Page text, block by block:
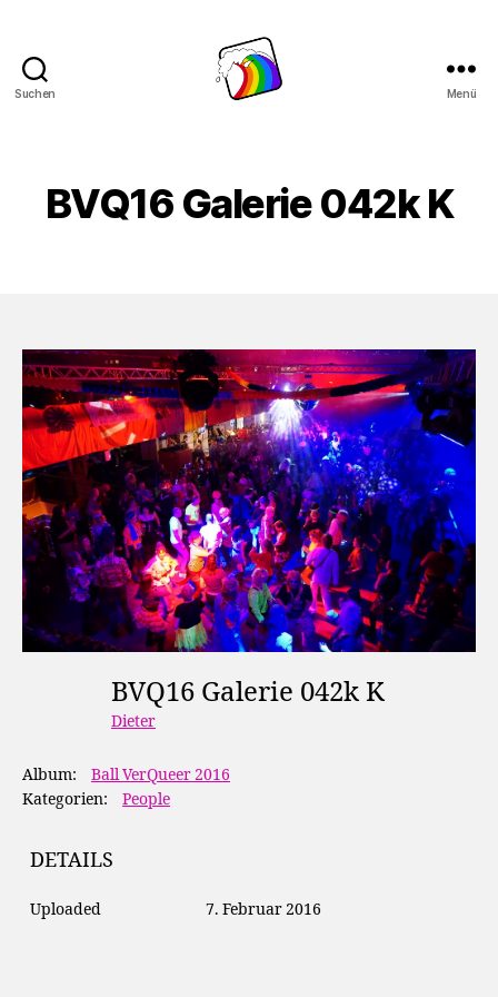
Suchen Menü
BVQ16 Galerie 042k K
BVQ16 Galerie 042k K
Dieter
Album:
Ball VerQueer 2016
Kategorien:
People
DETAILS
Uploaded 7. Februar 2016